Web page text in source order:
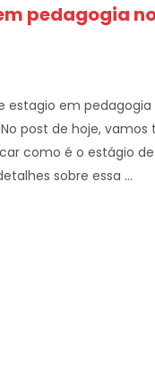
pedagogia no
em pedagogia
post de hoje, vamos
como é o estágio de
sobre essa ...